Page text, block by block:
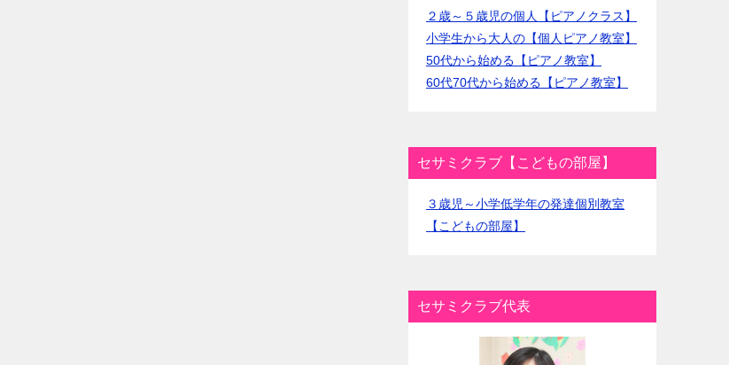
２歳～５歳児の個人【ピアノクラス】
小学生から大人の【個人ピアノ教室】
50代から始める【ピアノ教室】
60代70代から始める【ピアノ教室】
セサミクラブ【こどもの部屋】
３歳児～小学低学年の発達個別教室
【こどもの部屋】
セサミクラブ代表